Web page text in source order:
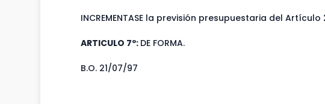
INCREMENTASE la previsión presupuestaria del
ARTICULO 7º: DE FORMA.
B.O. 21/07/97